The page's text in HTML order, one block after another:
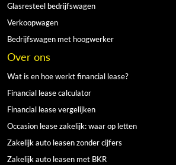
Glasresteel bedrijfswagen
Verkoopwagen
Bedrijfswagen met hoogwerker
Over ons
Wat is en hoe werkt financial lease?
Financial lease calculator
Financial lease vergelijken
Occasion lease zakelijk: waar op letten
Zakelijk auto leasen zonder cijfers
Zakelijk auto leasen met BKR